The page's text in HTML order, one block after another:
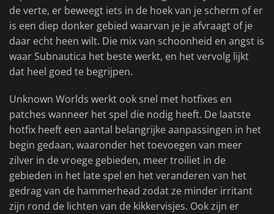
de verte, er beweegt iets in de hoek van je scherm of er
is een diep donker gebied waarvan je je afvraagt of je
daar echt heen wilt. Die mix van schoonheid en angst is
waar Subnautica het beste werkt, en het vervolg lijkt
dat heel goed te begrijpen.
Unknown Worlds werkt ook snel met hotfixes en
patches wanneer het spel die nodig heeft. De laatste
hotfix heeft een aantal belangrijke aanpassingen in het
begin gedaan, waaronder het toevoegen van meer
zilver in de vroege gebieden, meer troiliet in de
gebieden in het late spel en het veranderen van het
gedrag van de hammerhead zodat ze minder irritant
zijn rond de lichten van de kikkervisjes. Ook zijn er